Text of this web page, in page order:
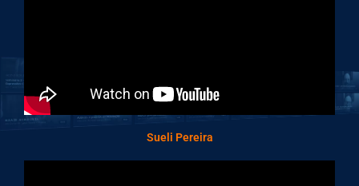
Sueli Pereira